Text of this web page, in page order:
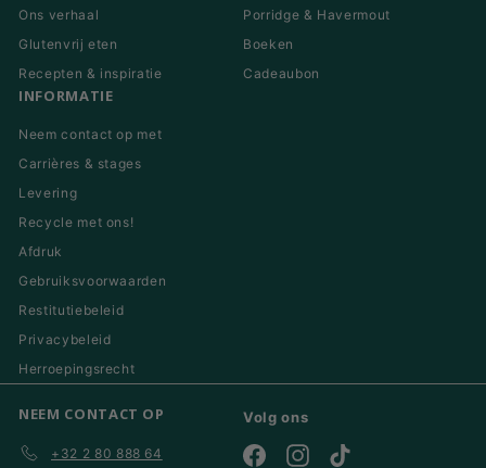
Ons verhaal
Glutenvrij eten
Recepten & inspiratie
Porridge & Havermout
Boeken
Cadeaubon
INFORMATIE
Neem contact op met
Carrières & stages
Levering
Recycle met ons!
Afdruk
Gebruiksvoorwaarden
Restitutiebeleid
Privacybeleid
Herroepingsrecht
NEEM CONTACT OP
+32 2 80 888 64
Volg ons
FacebookInstagram